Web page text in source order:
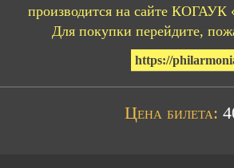
производится на сайте КОГАУК
Для покупки перейдите,
https://
Цена билета: